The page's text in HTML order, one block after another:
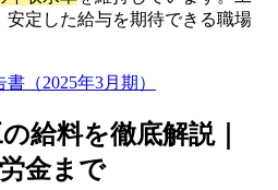
安定した給与を期待できる職場
（2025年3月期）
給料を徹底解説｜
金まで